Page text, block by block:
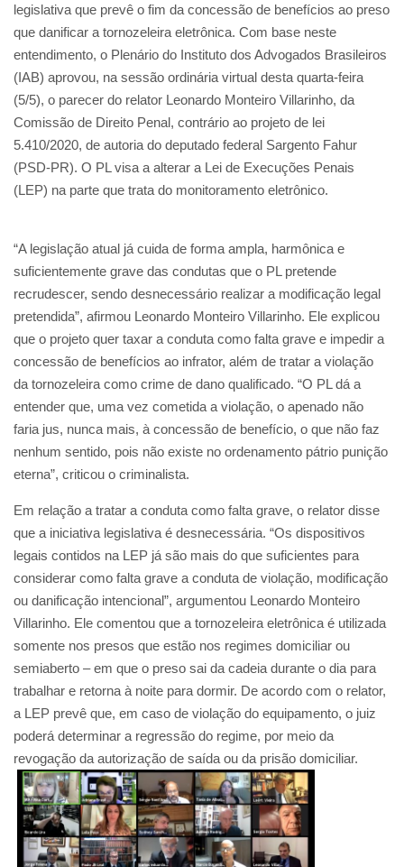
legislativa que prevê o fim da concessão de benefícios ao preso
que danificar a tornozeleira eletrônica. Com base neste
entendimento, o Plenário do Instituto dos Advogados Brasileiros
(IAB) aprovou, na sessão ordinária virtual desta quarta-feira
(5/5), o parecer do relator Leonardo Monteiro Villarinho, da
Comissão de Direito Penal, contrário ao projeto de lei
5.410/2020, de autoria do deputado federal Sargento Fahur
(PSD-PR). O PL visa a alterar a Lei de Execuções Penais
(LEP) na parte que trata do monitoramento eletrônico.
“A legislação atual já cuida de forma ampla, harmônica e
suficientemente grave das condutas que o PL pretende
recrudescer, sendo desnecessário realizar a modificação legal
pretendida”, afirmou Leonardo Monteiro Villarinho. Ele explicou
que o projeto quer taxar a conduta como falta grave e impedir a
concessão de benefícios ao infrator, além de tratar a violação
da tornozeleira como crime de dano qualificado. “O PL dá a
entender que, uma vez cometida a violação, o apenado não
faria jus, nunca mais, à concessão de benefício, o que não faz
nenhum sentido, pois não existe no ordenamento pátrio punição
eterna”, criticou o criminalista.
Em relação a tratar a conduta como falta grave, o relator disse
que a iniciativa legislativa é desnecessária. “Os dispositivos
legais contidos na LEP já são mais do que suficientes para
considerar como falta grave a conduta de violação, modificação
ou danificação intencional”, argumentou Leonardo Monteiro
Villarinho. Ele comentou que a tornozeleira eletrônica é utilizada
somente nos presos que estão nos regimes domiciliar ou
semiaberto – em que o preso sai da cadeia durante o dia para
trabalhar e retorna à noite para dormir. De acordo com o relator,
a LEP prevê que, em caso de violação do equipamento, o juiz
poderá determinar a regressão do regime, por meio da
revogação da autorização de saída ou da prisão domiciliar.